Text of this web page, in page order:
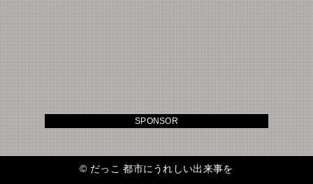
© だっこ 都市にうれしい出来事を
SPONSOR